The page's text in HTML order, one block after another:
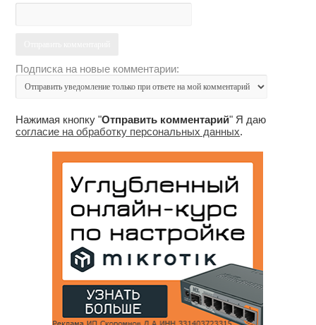
Подписка на новые комментарии:
Нажимая кнопку "Отправить комментарий" Я даю
согласие на обработку персональных данных.